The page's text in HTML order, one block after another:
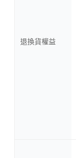
退換貨權益